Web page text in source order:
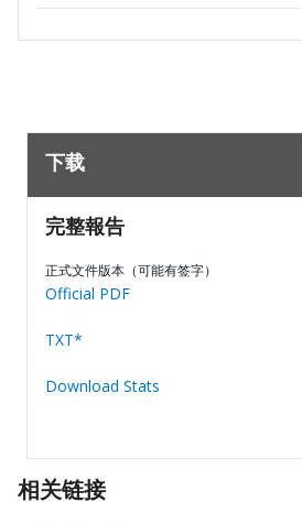
下载
完整報告
正式文件版本（可能有签字）
Official PDF
TXT*
Download Stats
相关链接